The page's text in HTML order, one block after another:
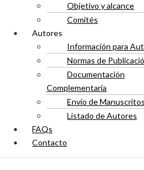
Objetivo y alcance
Comités
Autores
Información para
Normas de
Documentación
Complementaria
Envío de Manuscritos
Listado de Autores
FAQs
Contacto